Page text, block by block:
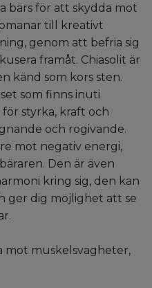
bärs för att skydda mot
till kreativt
genom att befria sig
framåt. Chiasolit är
känd som kors sten.
som finns inuti
styrka, kraft och
och rogivande.
mot negativ energi,
Den är även
kring sig, den kan
ger dig möjlighet att se
mot muskelsvagheter,